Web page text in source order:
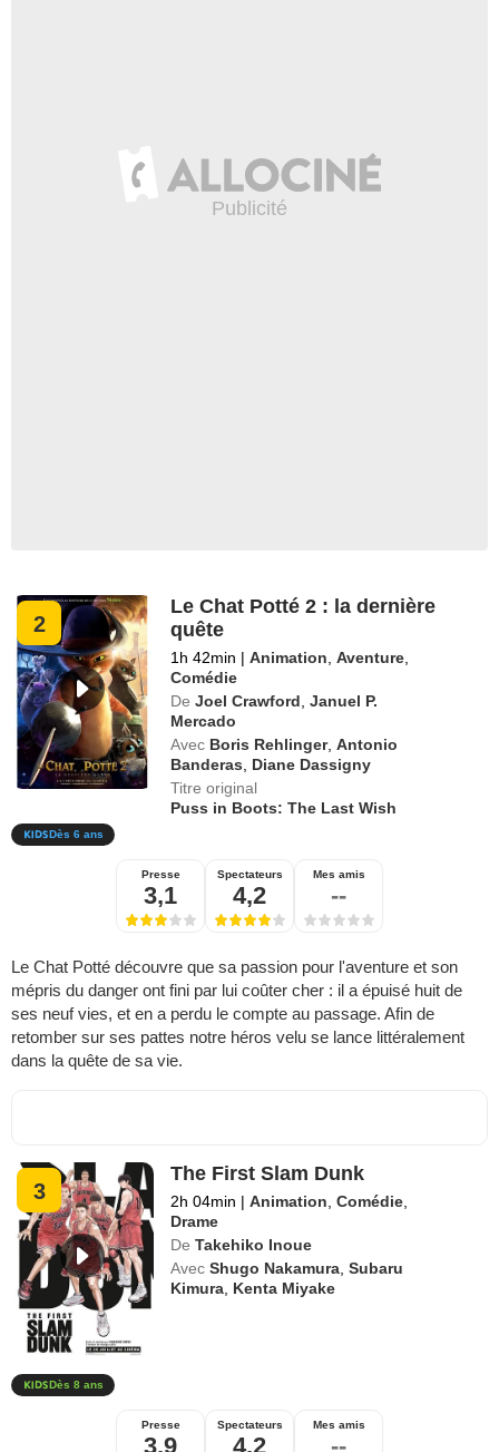
2
Le Chat Potté 2 : la dernière
quête
1h 42min | Animation ,Aventure
Comédie
De Joel Crawford ,Januel P.
Mercado
Avec Boris Rehlinger,Antonio
Banderas
Diane Dassigny
Titre original
Puss in Boots: The Last Wish
Dès 6 ans
Presse
3,1
Spectateurs
4,2
Mes amis
--
Le Chat Potté découvre que sa passion pour l'aventure et son
mépris du danger ont fini par lui coûter cher : il a épuisé huit de
ses neuf vies, et en a perdu le compte au passage. Afin de
retomber sur ses pattes notre héros velu se lance littéralement
dans la quête de sa vie.
3
The First Slam Dunk
2h 04min | Animation ,Comédie
Drame
De Takehiko Inoue
Avec Shugo Nakamura ,Subaru
Kimura Kenta Miyake
Dès 8 ans
Presse
3,9
Spectateurs
4,2
Mes amis
--